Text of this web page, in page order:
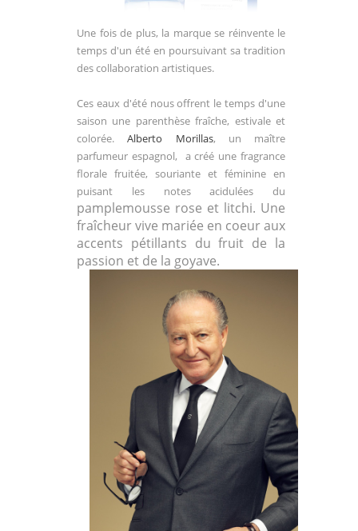
Une fois de plus, la marque se réinvente le
temps d'un été en poursuivant sa tradition
des collaboration artistiques.
Ces eaux d'été nous offrent le temps d'une
saison une parenthèse fraîche, estivale et
colorée.Alberto Morillas, un maître
parfumeur espagnol, a créé une fragrance
florale fruitée, souriante et féminine en
puisant les notes acidulées du
pamplemousse rose et litchi. Une
fraîcheur vive mariée en coeur aux
accents pétillants du fruit de la
passion et de la goyave.